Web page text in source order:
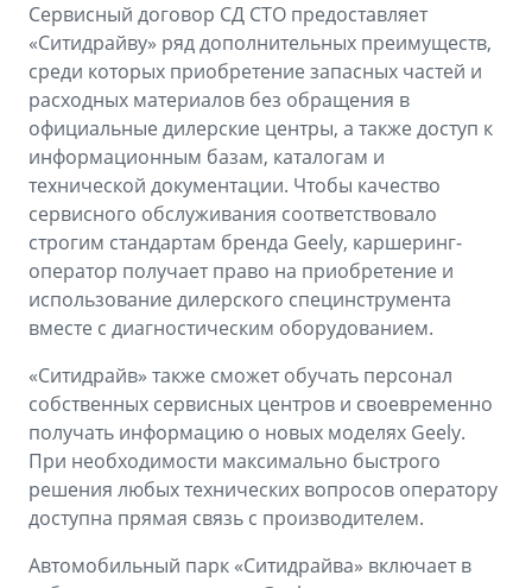
Сервисный договор СД СТО предоставляет
«Ситидрайву» ряд дополнительных преимуществ,
среди которых приобретение запасных частей и
расходных материалов без обращения в
официальные дилерские центры, а также доступ к
информационным базам, каталогам и
технической документации. Чтобы качество
сервисного обслуживания соответствовало
строгим стандартам бренда Geely, каршеринг-
оператор получает право на приобретение и
использование дилерского специнструмента
вместе с диагностическим оборудованием.
«Ситидрайв» также сможет обучать персонал
собственных сервисных центров и своевременно
получать информацию о новых моделях Geely.
При необходимости максимально быстрого
решения любых технических вопросов оператору
доступна прямая связь с производителем.
Автомобильный парк «Ситидрайва» включает в